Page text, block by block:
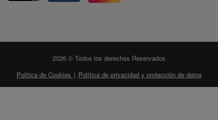
2026 © Todos los derechos Reservados
Politica de Cookies | Política de privacidad y protección de datos